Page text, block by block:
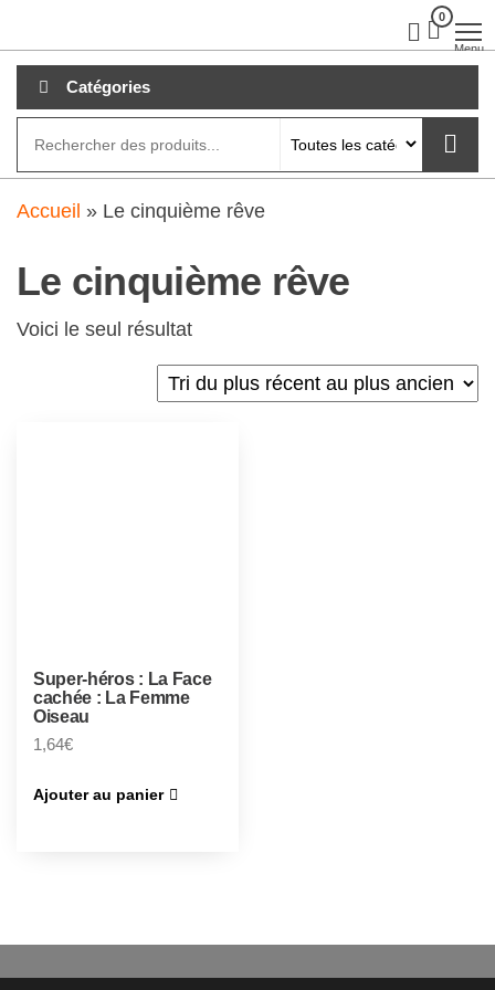
au
contenu
0
Menu
Catégories
Accueil » Le cinquième rêve
Le cinquième rêve
Voici le seul résultat
Super-héros : La Face
cachée : La Femme
Oiseau
1,64€
Ajouter au panier